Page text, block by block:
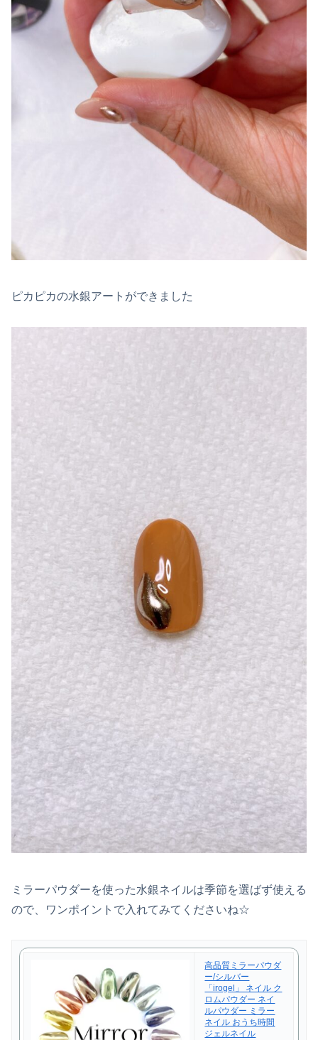
ピカピカの水銀アートができました
ミラーパウダーを使った水銀ネイルは季節を選ばず使える
ので、ワンポイントで入れてみてくださいね☆
高品質ミラーパウダ
ー/シルバー
「irogel」 ネイル ク
ロムパウダー ネイ
ルパウダー ミラー
ネイル おうち時間
ジェルネイル